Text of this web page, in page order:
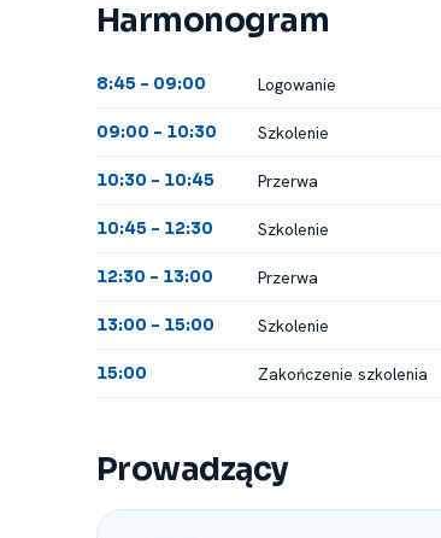
Harmonogram
8:45 -⁠ 09:00 Logowanie
09:00 -⁠ 10:30 Szkolenie
10:30 -⁠ 10:45 Przerwa
10:45 -⁠ 12:30 Szkolenie
12:30 -⁠ 13:00 Przerwa
13:00 -⁠ 15:00 Szkolenie
15:00 Zakończenie szkolenia
Prowadzący